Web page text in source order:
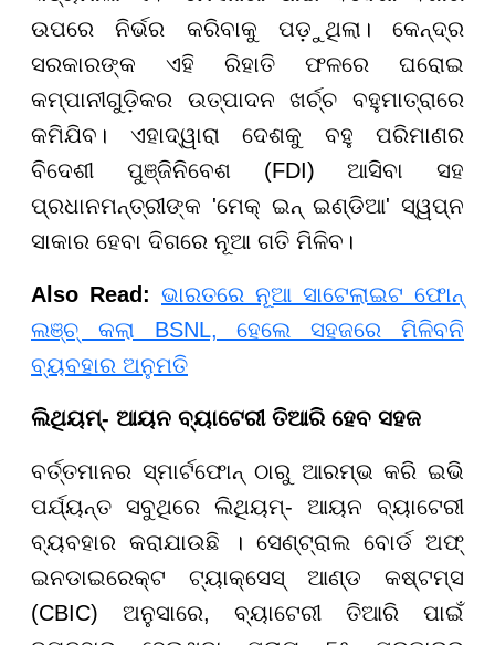
ଉପରେ ନିର୍ଭର କରିବାକୁ ପଡ଼ୁଥିଲା। କେନ୍ଦ୍ର
ସରକାରଙ୍କ ଏହି ରିହାତି ଫଳରେ ଘରୋଇ
କମ୍ପାନୀଗୁଡ଼ିକର ଉତ୍ପାଦନ ଖର୍ଚ୍ଚ ବହୁମାତ୍ରାରେ
କମିଯିବ। ଏହାଦ୍ୱାରା ଦେଶକୁ ବହୁ ପରିମାଣର
ବିଦେଶୀ ପୁଞ୍ଜିନିବେଶ (FDI) ଆସିବା ସହ
ପ୍ରଧାନମନ୍ତ୍ରୀଙ୍କ 'ମେକ୍ ଇନ୍ ଇଣ୍ଡିଆ' ସ୍ୱପ୍ନ
ସାକାର ହେବା ଦିଗରେ ନୂଆ ଗତି ମିଳିବ।
Also Read: ଭାରତରେ ନୂଆ ସାଟେଲାଇଟ ଫୋନ୍
ଲଞ୍ଚ୍ କଲା BSNL, ହେଲେ ସହଜରେ ମିଳିବନି
ବ୍ୟବହାର ଅନୁମତି
ଲିଥିୟମ୍- ଆୟନ ବ୍ୟାଟେରୀ ତିଆରି ହେବ ସହଜ
ବର୍ତ୍ତମାନର ସ୍ମାର୍ଟଫୋନ୍ ଠାରୁ ଆରମ୍ଭ କରି ଇଭି
ପର୍ଯ୍ୟନ୍ତ ସବୁଥିରେ ଲିଥିୟମ୍- ଆୟନ ବ୍ୟାଟେରୀ
ବ୍ୟବହାର କରାଯାଉଛି । ସେଣ୍ଟ୍ରାଲ ବୋର୍ଡ ଅଫ୍
ଇନଡାଇରେକ୍ଟ ଟ୍ୟାକ୍ସେସ୍ ଆଣ୍ଡ କଷ୍ଟମ୍ସ
(CBIC) ଅନୁସାରେ, ବ୍ୟାଟେରୀ ତିଆରି ପାଇଁ